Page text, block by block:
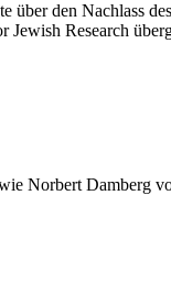
den Nachlass
Research
Norbert Damberg